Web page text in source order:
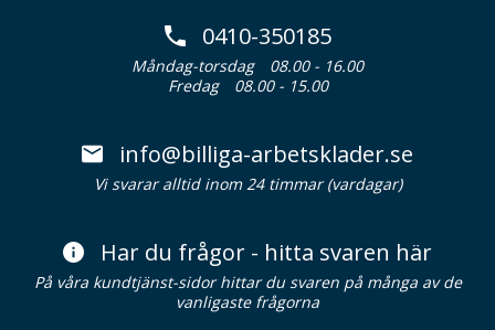
0410-350185
Måndag-torsdag
08.00 - 16.00
Fredag
08.00 - 15.00
info@billiga-arbetsklader.se
Vi svarar alltid inom 24 timmar (vardagar)
Har du frågor - hitta svaren här
På våra kundtjänst-sidor hittar du svaren på många av de
vanligaste frågorna